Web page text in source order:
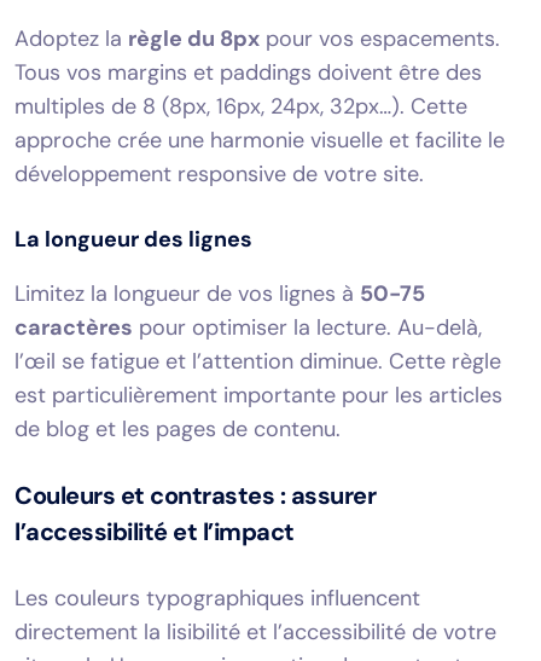
Adoptez la règle du 8px pour vos espacements.
Tous vos margins et paddings doivent être des
multiples de 8 (8px, 16px, 24px, 32px…). Cette
approche crée une harmonie visuelle et facilite le
développement responsive de votre site.
La longueur des lignes
Limitez la longueur de vos lignes à 50-75
caractères pour optimiser la lecture. Au-delà,
l’œil se fatigue et l’attention diminue. Cette règle
est particulièrement importante pour les articles
de blog et les pages de contenu.
Couleurs et contrastes : assurer
l’accessibilité et l’impact
Les couleurs typographiques influencent
directement la lisibilité et l’accessibilité de votre